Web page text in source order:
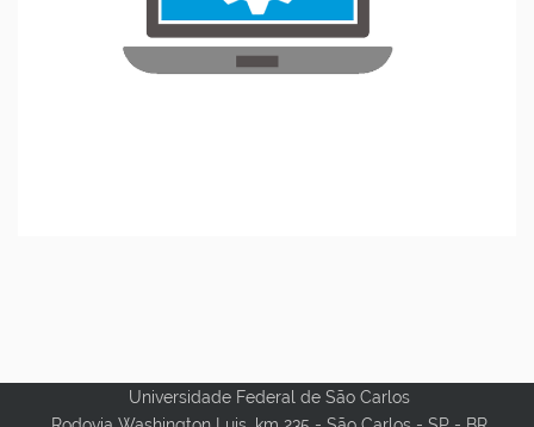
Universidade Federal de São Carlos